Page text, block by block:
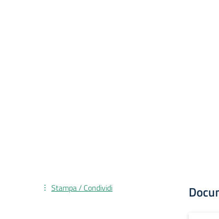
Stampa / Condividi